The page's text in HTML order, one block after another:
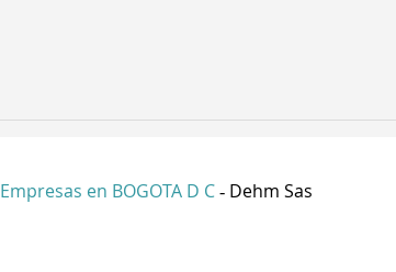
Empresas en BOGOTA D C - Dehm Sas